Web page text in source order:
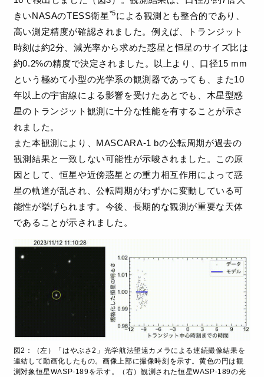
きいNASAのTESS衛星 *5による観測とも整合的であり、
高い測定精度が確認されました。例えば、トランジット
時刻は約2分、減光率から求めた惑星と恒星のサイズ比は
約0.2%の精度で決定されました。以上より、口径15 mm
という極めて小型の光学系の観測器であっても、また10
年以上の宇宙線による影響を受けたあとでも、木星型惑
星のトランジット観測に十分な性能を有することが示さ
れました。
また本観測により、MASCARA-1 bの公転周期が過去の
観測結果と一致しない可能性が示唆されました。この原
因として、恒星や近傍惑星との重力相互作用によって惑
星の軌道が乱され、公転周期がわずかに変動している可
能性が挙げられます。今後、長期的な観測が重要な天体
であることが示されました。
図2：（左）「はやぶさ2」光学航法望遠カメラによる連続撮像結果を
連結して動画化したもの。画像上部に撮像時刻を示す。黄色の円は観
測対象恒星WASP-189を示す。（右）観測された恒星WASP-189の光